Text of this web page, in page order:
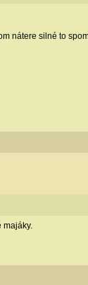
nátere silné to
majáky.